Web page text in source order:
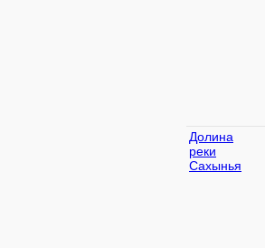
Долина
реки
Сахынья